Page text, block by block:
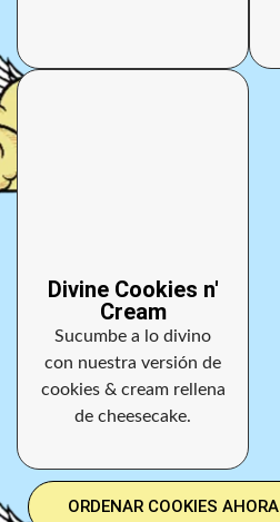
Divine Cookies n'
Cream
Sucumbe a lo divino
con nuestra versión de
cookies & cream rellena
de cheesecake.
ORDENAR COOKIES AHORA